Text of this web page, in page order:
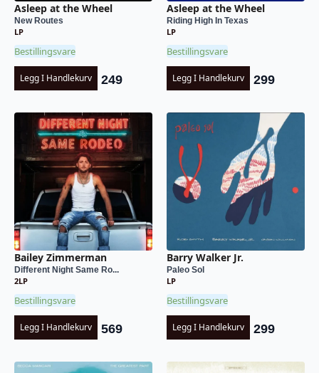
Asleep at the Wheel
New Routes
LP
Bestillingsvare
Legg I Handlekurv 249
Asleep at the Wheel
Riding High In Texas
LP
Bestillingsvare
Legg I Handlekurv 299
Bailey Zimmerman
Different Night Same Ro...
2LP
Bestillingsvare
Legg I Handlekurv 569
Barry Walker Jr.
Paleo Sol
LP
Bestillingsvare
Legg I Handlekurv 299